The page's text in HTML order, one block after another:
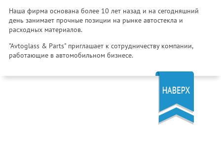
Наша фирма основана более 10 лет назад и на сегодняшний
день занимает прочные позиции на рынке автостекла и
расходных материалов.
"Avtoglass & Parts" приглашает к сотрудничеству компании,
работающие в автомобильном бизнесе.